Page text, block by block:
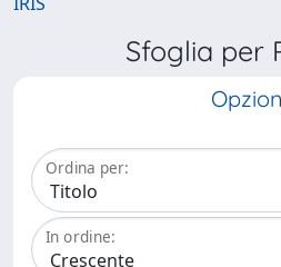
Sfoglia per
Ordina per:
In ordine: